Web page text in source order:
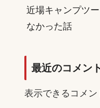
近場キャンプツ
なかった話
最近のコメント
表示できるコメン